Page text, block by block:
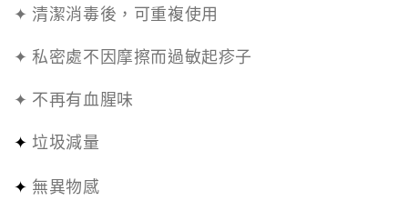
✦ 清潔消毒後，可重複使用
✦ 私密處不因摩擦而過敏起疹子
✦ 不再有血腥味
✦ 垃圾減量
✦ 無異物感